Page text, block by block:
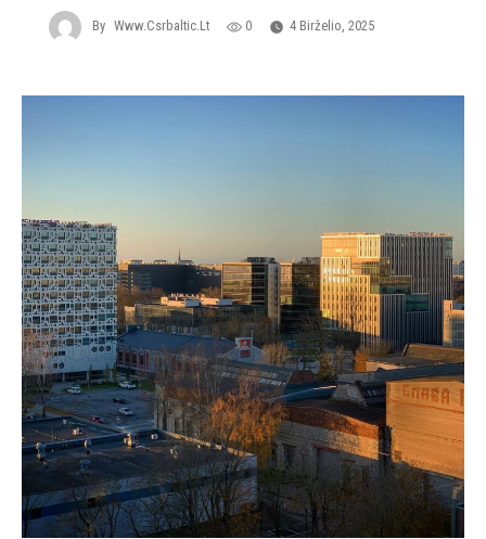
By Www.csrbaltic.lt 0 4 Birželio, 2025